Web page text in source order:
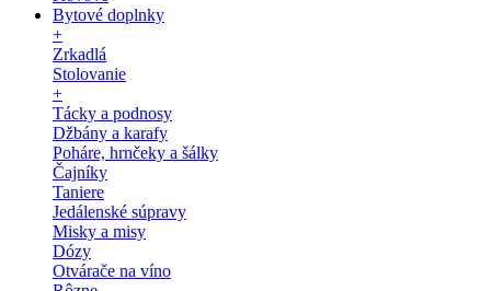
Bytové doplnky
+
Zrkadlá
Stolovanie
+
Tácky a podnosy
Džbány a karafy
Poháre, hrnčeky a šálky
Čajníky
Taniere
Jedálenské súpravy
Misky a misy
Dózy
Otvárače na víno